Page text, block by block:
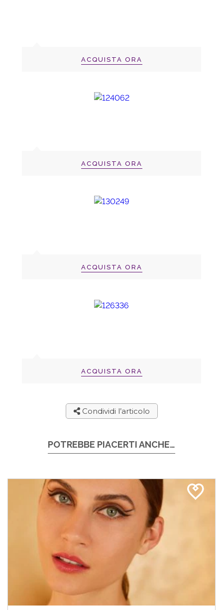
ACQUISTA ORA
ACQUISTA ORA
ACQUISTA ORA
ACQUISTA ORA
Condividi l’articolo
POTREBBE PIACERTI ANCHE…